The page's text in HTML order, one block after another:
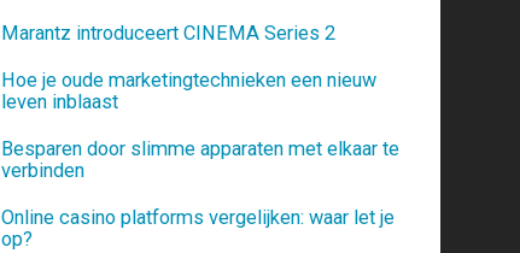
Marantz introduceert CINEMA Series 2
Hoe je oude marketingtechnieken een nieuw
leven inblaast
Besparen door slimme apparaten met elkaar te
verbinden
Online casino platforms vergelijken: waar let je
op?